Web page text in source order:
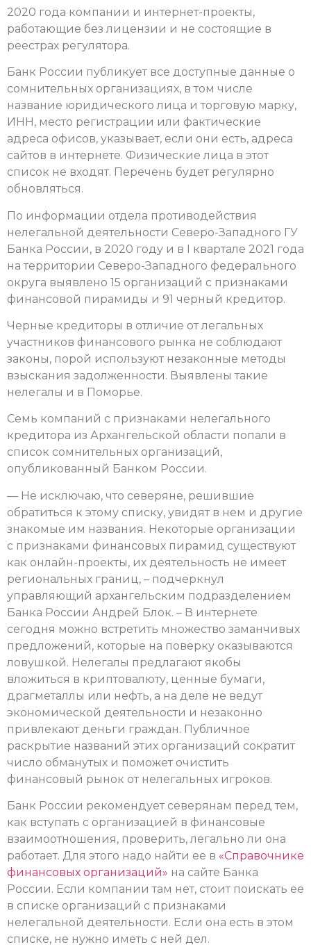
2020 года компании и интернет-проекты,
работающие без лицензии и не состоящие в
реестрах регулятора.
Банк России публикует все доступные данные о
сомнительных организациях, в том числе
название юридического лица и торговую марку,
ИНН, место регистрации или фактические
адреса офисов, указывает, если они есть, адреса
сайтов в интернете. Физические лица в этот
список не входят. Перечень будет регулярно
обновляться.
По информации отдела противодействия
нелегальной деятельности Северо-Западного ГУ
Банка России, в 2020 году и в I квартале 2021 года
на территории Северо-Западного федерального
округа выявлено 15 организаций с признаками
финансовой пирамиды и 91 черный кредитор.
Черные кредиторы в отличие от легальных
участников финансового рынка не соблюдают
законы, порой используют незаконные методы
взыскания задолженности. Выявлены такие
нелегалы и в Поморье.
Семь компаний с признаками нелегального
кредитора из Архангельской области попали в
список сомнительных организаций,
опубликованный Банком России.
— Не исключаю, что северяне, решившие
обратиться к этому списку, увидят в нем и другие
знакомые им названия. Некоторые организации
с признаками финансовых пирамид существуют
как онлайн-проекты, их деятельность не имеет
региональных границ, – подчеркнул
управляющий архангельским подразделением
Банка России Андрей Блок. – В интернете
сегодня можно встретить множество заманчивых
предложений, которые на поверку оказываются
ловушкой. Нелегалы предлагают якобы
вложиться в криптовалюту, ценные бумаги,
драгметаллы или нефть, а на деле не ведут
экономической деятельности и незаконно
привлекают деньги граждан. Публичное
раскрытие названий этих организаций сократит
число обманутых и поможет очистить
финансовый рынок от нелегальных игроков.
Банк России рекомендует северянам перед тем,
как вступать с организацией в финансовые
взаимоотношения, проверить, легально ли она
работает. Для этого надо найти ее в «Справочнике
финансовых организаций» на сайте Банка
России. Если компании там нет, стоит поискать ее
в списке организаций с признаками
нелегальной деятельности. Если она есть в этом
списке, не нужно иметь с ней дел.